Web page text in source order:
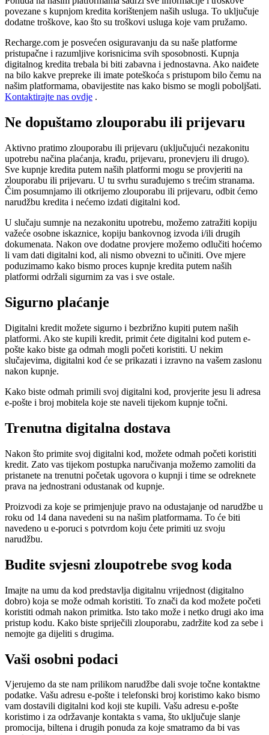
povezane s kupnjom kredita korištenjem naših usluga. To uključuje
dodatne troškove, kao što su troškovi usluga koje vam pružamo.
Recharge.com je posvećen osiguravanju da su naše platforme
pristupačne i razumljive korisnicima svih sposobnosti. Kupnja
digitalnog kredita trebala bi biti zabavna i jednostavna. Ako naiđete
na bilo kakve prepreke ili imate poteškoća s pristupom bilo čemu na
našim platformama, obavijestite nas kako bismo se mogli poboljšati.
Kontaktirajte nas ovdje .
Ne dopuštamo zlouporabu ili prijevaru
Aktivno pratimo zlouporabu ili prijevaru (uključujući nezakonitu
upotrebu načina plaćanja, krađu, prijevaru, pronevjeru ili drugo).
Sve kupnje kredita putem naših platformi mogu se provjeriti na
zlouporabu ili prijevaru. U tu svrhu surađujemo s trećim stranama.
Čim posumnjamo ili otkrijemo zlouporabu ili prijevaru, odbit ćemo
narudžbu kredita i nećemo izdati digitalni kod.
U slučaju sumnje na nezakonitu upotrebu, možemo zatražiti kopiju
važeće osobne iskaznice, kopiju bankovnog izvoda i/ili drugih
dokumenata. Nakon ove dodatne provjere možemo odlučiti hoćemo
li vam dati digitalni kod, ali nismo obvezni to učiniti. Ove mjere
poduzimamo kako bismo proces kupnje kredita putem naših
platformi održali sigurnim za vas i sve ostale.
Sigurno plaćanje
Digitalni kredit možete sigurno i bezbrižno kupiti putem naših
platformi. Ako ste kupili kredit, primit ćete digitalni kod putem e-
pošte kako biste ga odmah mogli početi koristiti. U nekim
slučajevima, digitalni kod će se prikazati i izravno na vašem zaslonu
nakon kupnje.
Kako biste odmah primili svoj digitalni kod, provjerite jesu li adresa
e-pošte i broj mobitela koje ste naveli tijekom kupnje točni.
Trenutna digitalna dostava
Nakon što primite svoj digitalni kod, možete odmah početi koristiti
kredit. Zato vas tijekom postupka naručivanja možemo zamoliti da
pristanete na trenutni početak ugovora o kupnji i time se odreknete
prava na jednostrani odustanak od kupnje.
Proizvodi za koje se primjenjuje pravo na odustajanje od narudžbe u
roku od 14 dana navedeni su na našim platformama. To će biti
navedeno u e-poruci s potvrdom koju ćete primiti uz svoju
narudžbu.
Budite svjesni zloupotrebe svog koda
Imajte na umu da kod predstavlja digitalnu vrijednost (digitalno
dobro) koja se može odmah koristiti. To znači da kod možete početi
koristiti odmah nakon primitka. Isto tako može i netko drugi ako ima
pristup kodu. Kako biste spriječili zlouporabu, zadržite kod za sebe i
nemojte ga dijeliti s drugima.
Vaši osobni podaci
Vjerujemo da ste nam prilikom narudžbe dali svoje točne kontaktne
podatke. Vašu adresu e-pošte i telefonski broj koristimo kako bismo
vam dostavili digitalni kod koji ste kupili. Vašu adresu e-pošte
koristimo i za održavanje kontakta s vama, što uključuje slanje
promocija, biltena i drugih ponuda za koje smatramo da bi vas